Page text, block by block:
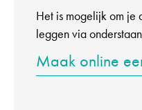
Het is mogelijk om je
leggen via
Maak online